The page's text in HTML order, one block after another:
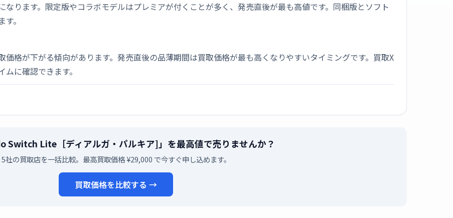
ります。限定版やコラボモデルはプレミアが付くことが多く、発売直後が最も高値です。同梱版とソフト
。
格が下がる傾向があります。発売直後の品薄期間は買取価格が最も高くなりやすいタイミングです。買取X
に確認できます。
Switch Lite［ディアルガ・パルキア]」を最高値で売りませんか？
5社の買取店を一括比較。最高買取価格 ¥29,000 で今すぐ申し込めます。
買取価格を比較する →